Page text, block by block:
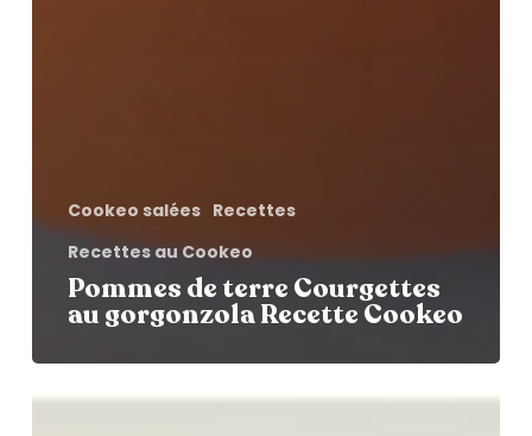
Cookeo salées Recettes
Recettes au Cookeo
Pommes de terre Courgettes
au gorgonzola Recette Cookeo